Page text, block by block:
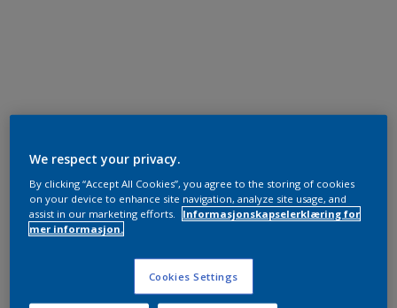
We respect your privacy.
By clicking “Accept All Cookies”, you agree to the storing of cookies
on your device to enhance site navigation, analyze site usage, and
assist in our marketing efforts.
Informasjonskapselerklæring for
mer informasjon.
Cookies Settings